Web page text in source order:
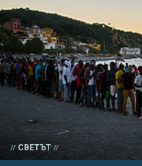
СВЕТЪТ